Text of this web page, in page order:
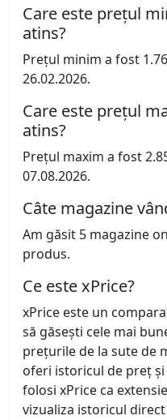
Care este prețul
atins?
Prețul minim a fost
26.02.2026.
Care este prețul
atins?
Prețul maxim a fost
07.08.2026.
Câte magazine
Am găsit 5 magazine
produs.
Ce este xPrice?
xPrice este un
să găsești cele mai
prețurile de la sute de
oferi istoricul de preț
folosi xPrice ca
vizualiza istoricul